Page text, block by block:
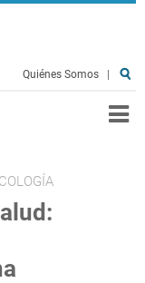
Quiénes Somos